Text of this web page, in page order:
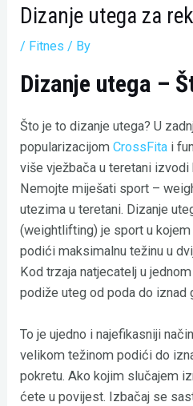
Dizanje utega za
/ Fitnes / By
Dizanje utega –
Što je to dizanje utega? U
popularizacijomCrossFita i
više vježbača u teretani
Nemojte miješati sport –
utezima u teretani. Dizanje
(weightlifting) je sport u
podići maksimalnu težinu u
Kod trzaja natjecatelj u
podiže uteg od poda do iznad
To je ujedno i najefikasniji
velikom težinom podići do
pokretu. Ako kojim slučajem
ćete u povijest. Izbačaj se